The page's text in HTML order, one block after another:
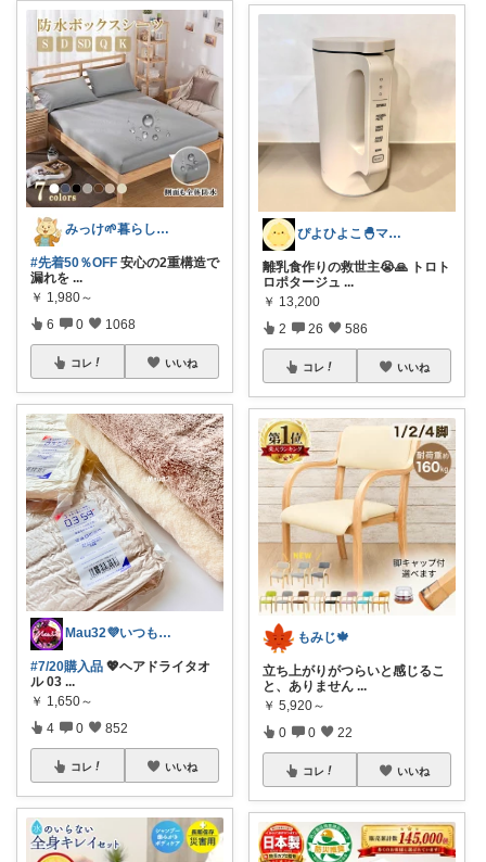
みっけ🌱暮らしとファッション
#先着50％OFF 安心の2重構造で
漏れを ...
￥ 1,980～
6 0 1068
コレ いいね
Mau32💜いつも有難うございます😊
#7/20購入品 💖ヘアドライタオ
ル 03 ...
￥ 1,650～
4 0 852
コレ いいね
ぴよひよこ🐣‪ママ1年目｜育児×趣味
離乳食作りの救世主😭🙏 トロト
ロポタージュ ...
￥ 13,200
2 26 586
コレ いいね
もみじ🍁
立ち上がりがつらいと感じるこ
と、ありません ...
￥ 5,920～
0 0 22
コレ いいね